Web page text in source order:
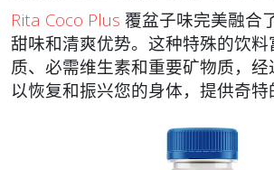
Rita Coco Plus 覆盆子味完美融合
甜味和清爽优势。这种特殊的饮
质、必需维生素和重要矿物质，
以恢复和振兴您的身体，提供奇特